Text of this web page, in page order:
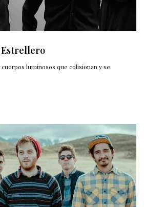
Estrellero
luminosos que colisionan y se